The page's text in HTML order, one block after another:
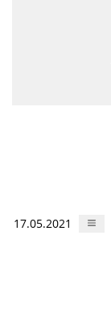
17.05.2021